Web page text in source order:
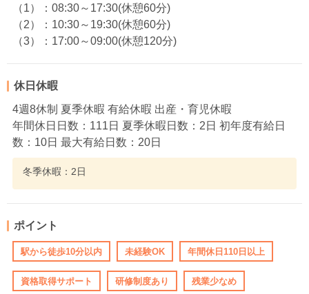
（1）：08:30～17:30(休憩60分)
（2）：10:30～19:30(休憩60分)
（3）：17:00～09:00(休憩120分)
休日休暇
4週8休制 夏季休暇 有給休暇 出産・育児休暇
年間休日日数：111日 夏季休暇日数：2日 初年度有給日
数：10日 最大有給日数：20日
冬季休暇：2日
ポイント
駅から徒歩10分以内 未経験OK 年間休日110日以上
資格取得サポート 研修制度あり 残業少なめ